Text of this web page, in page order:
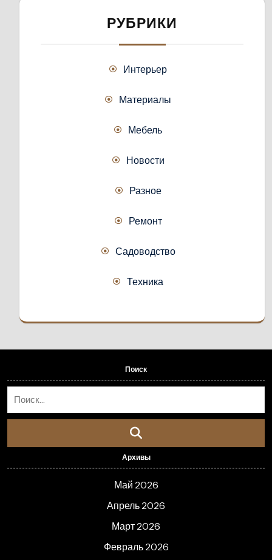
РУБРИКИ
Интерьер
Материалы
Мебель
Новости
Разное
Ремонт
Садоводство
Техника
Поиск
Архивы
Май 2026
Апрель 2026
Март 2026
Февраль 2026